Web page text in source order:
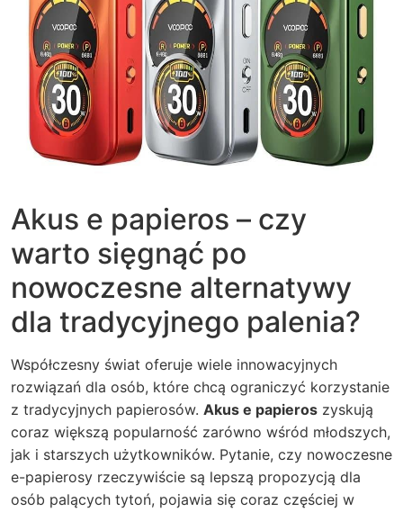
Akus e papieros – czy
warto sięgnąć po
nowoczesne alternatywy
dla tradycyjnego palenia?
Współczesny świat oferuje wiele innowacyjnych
rozwiązań dla osób, które chcą ograniczyć korzystanie
z tradycyjnych papierosów. Akus e papieros zyskują
coraz większą popularność zarówno wśród młodszych,
jak i starszych użytkowników. Pytanie, czy nowoczesne
e-papierosy rzeczywiście są lepszą propozycją dla
osób palących tytoń, pojawia się coraz częściej w